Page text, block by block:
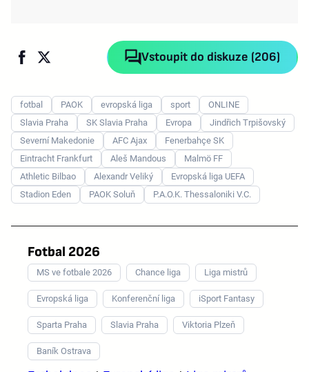
Vstoupit do diskuze (206)
fotbal PAOK evropská liga sport
ONLINE
Slavia Praha
SK Slavia Praha Evropa
Jindřich Trpišovský
Severní Makedonie
AFC Ajax
Fenerbahçe SK
Eintracht Frankfurt
Aleš Mandous
Malmö FF
Athletic Bilbao
Alexandr Veliký
Evropská liga UEFA
Stadion Eden
PAOK Soluň P.A.O.K. Thessaloniki V.C.
Fotbal 2026
MS ve fotbale 2026 Chance liga Liga mistrů
Evropská liga Konferenční liga iSport Fantasy
Sparta Praha Slavia Praha Viktoria Plzeň
Baník Ostrava